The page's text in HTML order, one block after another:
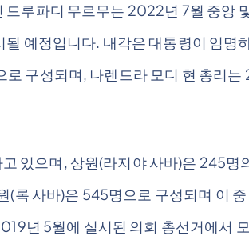
드루파디 무르무는 2022년 7월 중앙
예정입니다. 내각은 대통령이 임명
로 구성되며, 나렌드라 모디 현 총리
있으며, 상원(라지야 사바)은 245명
(록 사바)은 545명으로 구성되며 이
년 5월에 실시된 의회 총선거에서